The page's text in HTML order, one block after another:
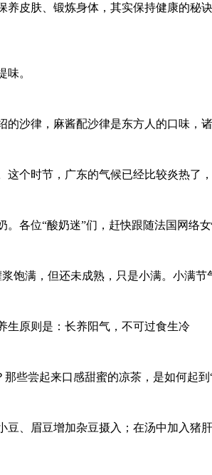
皮肤、锻炼身体，其实保持健康的秘
。
沙律，麻酱配沙律是东方人的口味，诸
个时节，广东的气候已经比较炎热了
位“酸奶迷”们，赶快跟随法国网络女
满，但还未成熟，只是小满。小满节
生原则是：长养阳气，不可过食生冷
些尝起来口感甜蜜的凉茶，是如何起
、眉豆增加杂豆摄入；在汤中加入猪